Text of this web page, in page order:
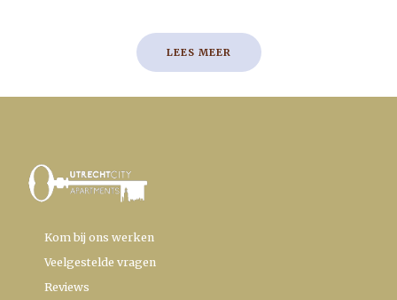
LEES MEER
Kom bij ons werken
Veelgestelde vragen
Reviews